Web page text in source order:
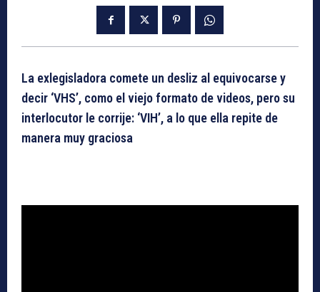
La exlegisladora comete un desliz al equivocarse y
decir ‘VHS’, como el viejo formato de videos, pero su
interlocutor le corrije: ‘VIH’, a lo que ella repite de
manera muy graciosa